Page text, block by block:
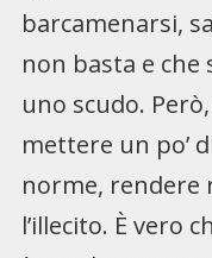
barcamenarsi,
non basta e
uno scudo.
mettere un po’
norme, rendere
l’illecito. È vero